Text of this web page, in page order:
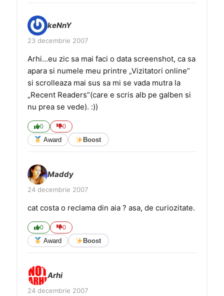
keNnY
23 decembrie 2007
Arhi…eu zic sa mai faci o data screenshot, ca sa
apara si numele meu printre „Vizitatori online”
si scrolleaza mai sus sa mi se vada mutra la
„Recent Readers”(care e scris alb pe galben si
nu prea se vede). :))
0 0
Award Boost
Maddy
24 decembrie 2007
cat costa o reclama din aia ? asa, de curiozitate.
0 0
Award Boost
Arhi
24 decembrie 2007